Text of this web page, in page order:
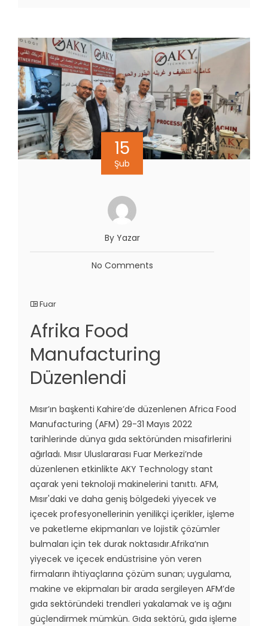
15
Şub
By Yazar
No Comments
Fuar
Afrika Food
Manufacturing
Düzenlendi
Mısır’ın başkenti Kahire’de düzenlenen Africa Food
Manufacturing (AFM) 29-31 Mayıs 2022
tarihlerinde dünya gıda sektöründen misafirlerini
ağırladı. Mısır Uluslararası Fuar Merkezi’nde
düzenlenen etkinlikte AKY Technology stant
açarak yeni teknoloji makinelerini tanıttı. AFM,
Mısır'daki ve daha geniş bölgedeki yiyecek ve
içecek profesyonellerinin yenilikçi içerikler, işleme
ve paketleme ekipmanları ve lojistik çözümler
bulmaları için tek durak noktasıdır.Afrika’nın
yiyecek ve içecek endüstrisine yön veren
firmaların ihtiyaçlarına çözüm sunan; uygulama,
makine ve ekipmaları bir arada sergileyen AFM’de
gıda sektöründeki trendleri yakalamak ve iş ağını
güçlendirmek mümkün. Gıda sektörü, gıda işleme